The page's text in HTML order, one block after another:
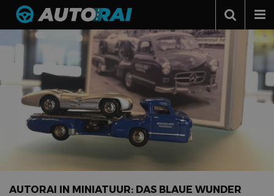
Autonieuws
Podcast
Autotests
Automerken
Adverteren
AUTORAI IN MINIATUUR: DAS BLAUE WUNDER